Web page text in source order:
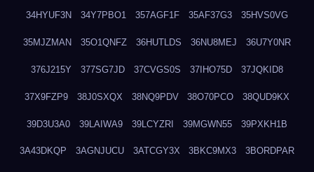
34HYUF3N 34Y7PBO1 357AGF1F 35AF37G3 35HVS0VG
35MJZMAN 35O1QNFZ 36HUTLDS 36NU8MEJ 36U7Y0NR
376J215Y 377SG7JD 37CVGS0S 37IHO75D 37JQKID8
37X9FZP9 38J0SXQX 38NQ9PDV 38O70PCO 38QUD9KX
39D3U3A0 39LAIWA9 39LCYZRI 39MGWN55 39PXKH1B
3A43DKQP 3AGNJUCU 3ATCGY3X 3BKC9MX3 3BORDPAR